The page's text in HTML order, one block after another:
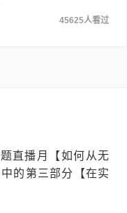
45625人看过
直播月【如何从无
的第三部分【在实